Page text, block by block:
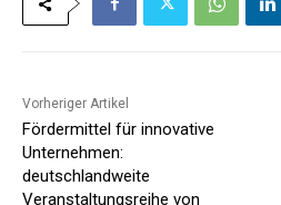
Vorheriger Artikel
Fördermittel für innovative
Unternehmen:
deutschlandweite
Veranstaltungsreihe von